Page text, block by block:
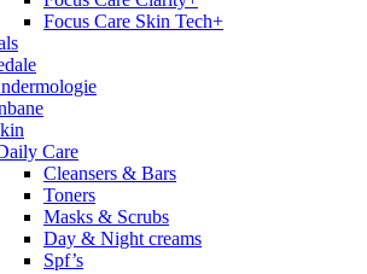
Focus Care Skin Tech+
Care
Cleansers & Bars
Toners
Masks & Scrubs
Day & Night creams
Spf’s